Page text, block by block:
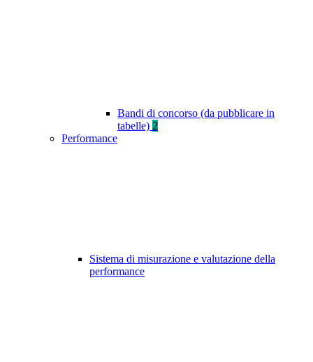
Bandi di concorso (da pubblicare in
tabelle) 2
Performance
Sistema di misurazione e valutazione della
performance